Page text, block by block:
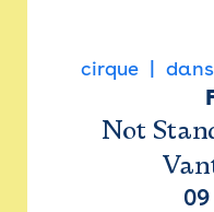
cirque
Not
09